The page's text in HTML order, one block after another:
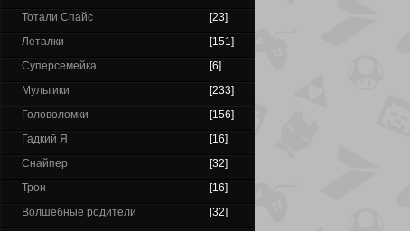
Тотали Спайс
[23]
Леталки
[151]
Суперсемейка
[6]
Мультики
[233]
Головоломки
[156]
Гадкий Я
[16]
Снайпер
[32]
Трон
[16]
Волшебные родители
[32]